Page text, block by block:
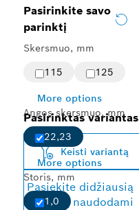
Pasirinkite savo
parinktį
Skersmuo, mm
115
125
More options
Angos skersmuo, mm
22,23
More options
Storis, mm
1,0
Pasirinktas variantas
Keisti variantą
Pasiekite didžiausią
našumą naudodami